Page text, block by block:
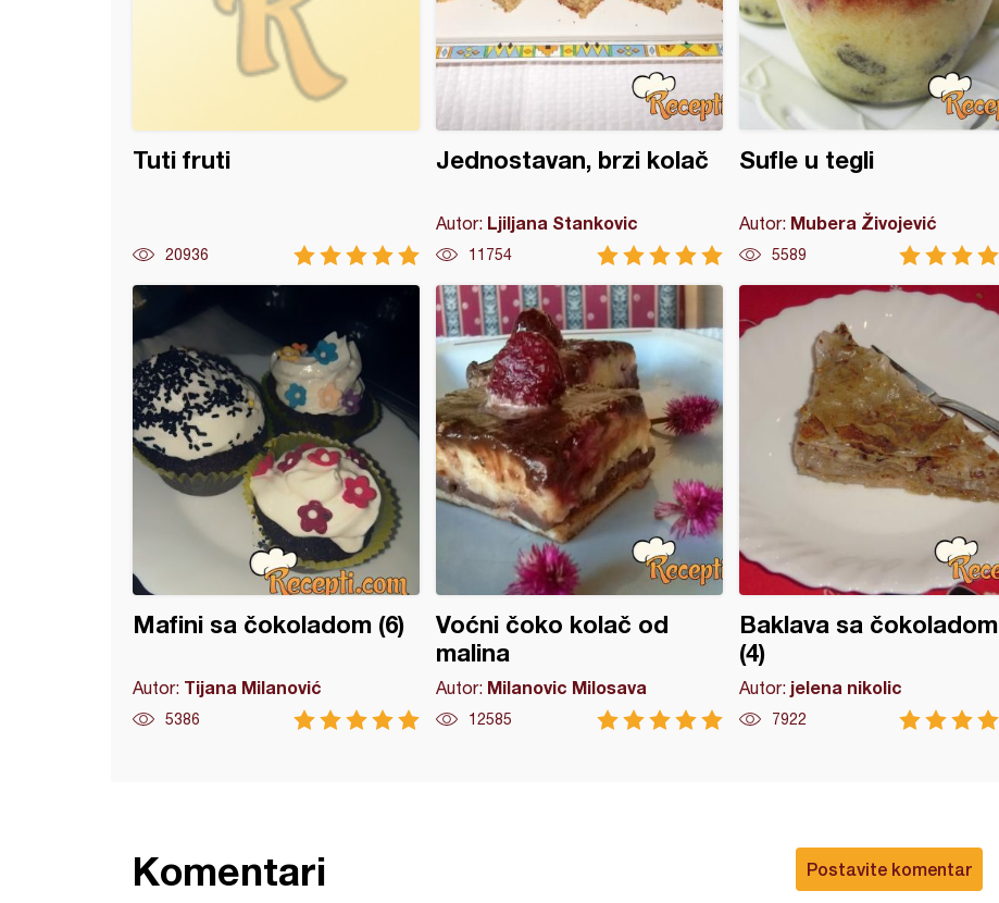
Tuti fruti
20936
Jednostavan, brzi kolač
Autor: Ljiljana Stankovic
11754
Sufle u tegli
Autor: Mubera Živojević
5589
Mafini sa čokoladom (6)
Autor: Tijana Milanović
5386
Voćni čoko kolač od
malina
Autor: Milanovic Milosava
12585
Baklava sa čokoladom
(4)
Autor: jelena nikolic
7922
Postavite komentar
Komentari